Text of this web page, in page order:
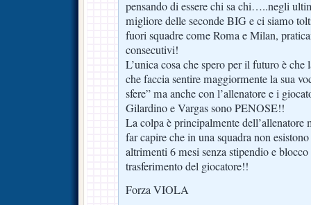
pensando di essere chi sa chi…..negli
migliore delle seconde BIG e ci siamo
fuori squadre come Roma e Milan,
consecutivi!
L’unica cosa che spero per il futuro è che
che faccia sentire maggiormente la sua
sfere” ma anche con l’allenatore e i
Gilardino e Vargas sono PENOSE!!
La colpa è principalmente dell’allenatore
far capire che in una squadra non
altrimenti 6 mesi senza stipendio e
trasferimento del giocatore!!
Forza VIOLA